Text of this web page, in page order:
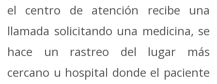
el centro de atención recibe una
llamada solicitando una medicina, se
hace un rastreo del lugar más
cercano u hospital donde el paciente